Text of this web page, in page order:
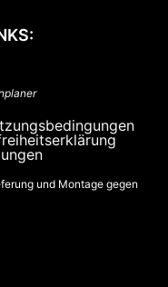
und Montage gegen